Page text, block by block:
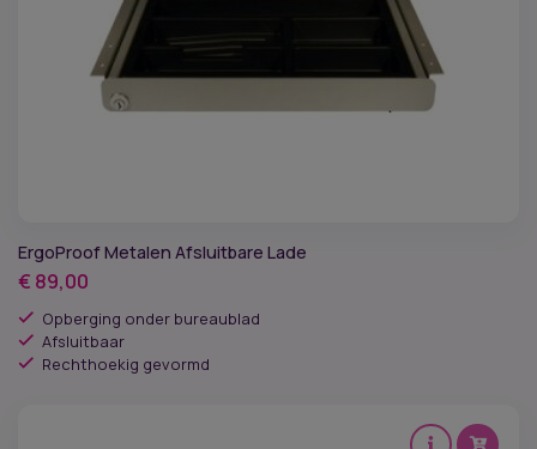
ErgoProof Metalen Afsluitbare Lade
€ 89,00
Opberging onder bureaublad
Afsluitbaar
Rechthoekig gevormd